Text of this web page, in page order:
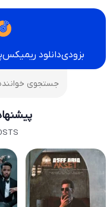
بزودیدانلود ریمیکس